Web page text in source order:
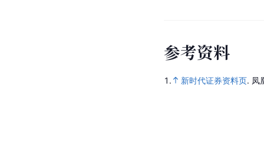
参考资料
1. 新时代证券资料页. 凤